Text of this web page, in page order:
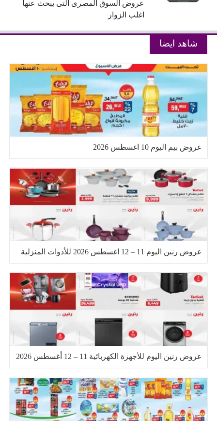
عروض السوق المصرى التى يبحث عنها
اغلب الزوار
شاهد ايضا
عروض بيم اليوم 10 اغسطس 2026
عروض رنين اليوم 11 – 12 اغسطس 2026 للأدوات المنزلية
عروض رنين اليوم للأجهزة الكهربائية 11 – 12 أغسطس 2026